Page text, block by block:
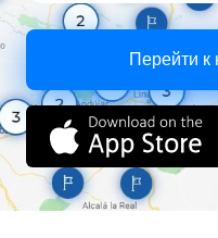
Перейти